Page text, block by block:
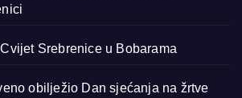
Srebrenice u Bobarama
obilježio Dan sjećanja na žrtve